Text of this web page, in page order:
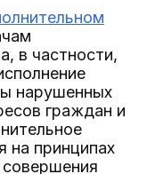
в частности,
нарушенных
граждан и
на принципах